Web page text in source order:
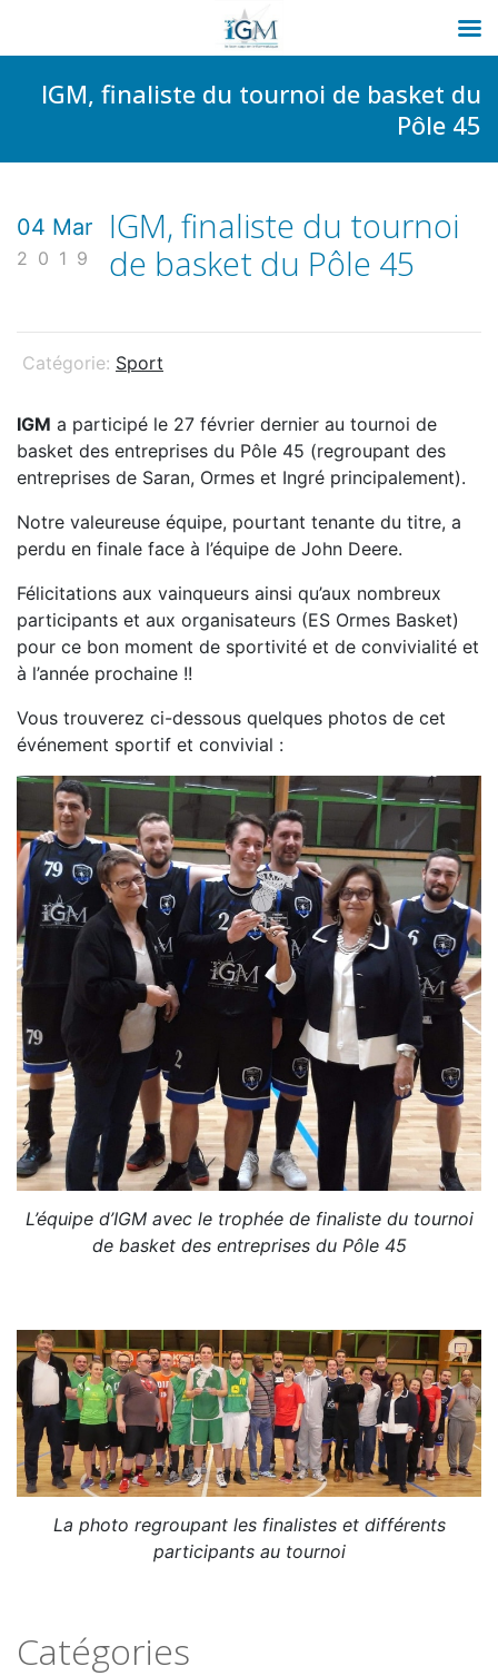
IGM, finaliste du tournoi de basket du
Pôle 45
04 Mar
2019
IGM, finaliste du tournoi
de basket du Pôle 45
Catégorie: Sport
IGM a participé le 27 février dernier au tournoi de
basket des entreprises du Pôle 45 (regroupant des
entreprises de Saran, Ormes et Ingré principalement).
Notre valeureuse équipe, pourtant tenante du titre, a
perdu en finale face à l’équipe de John Deere.
Félicitations aux vainqueurs ainsi qu’aux nombreux
participants et aux organisateurs (ES Ormes Basket)
pour ce bon moment de sportivité et de convivialité et
à l’année prochaine !!
Vous trouverez ci-dessous quelques photos de cet
événement sportif et convivial :
L’équipe d’IGM avec le trophée de finaliste du tournoi
de basket des entreprises du Pôle 45
La photo regroupant les finalistes et différents
participants au tournoi
Catégories